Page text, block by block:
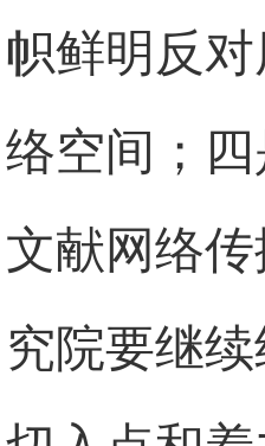
帜鲜明反
络空间；
文献网络
究院要继